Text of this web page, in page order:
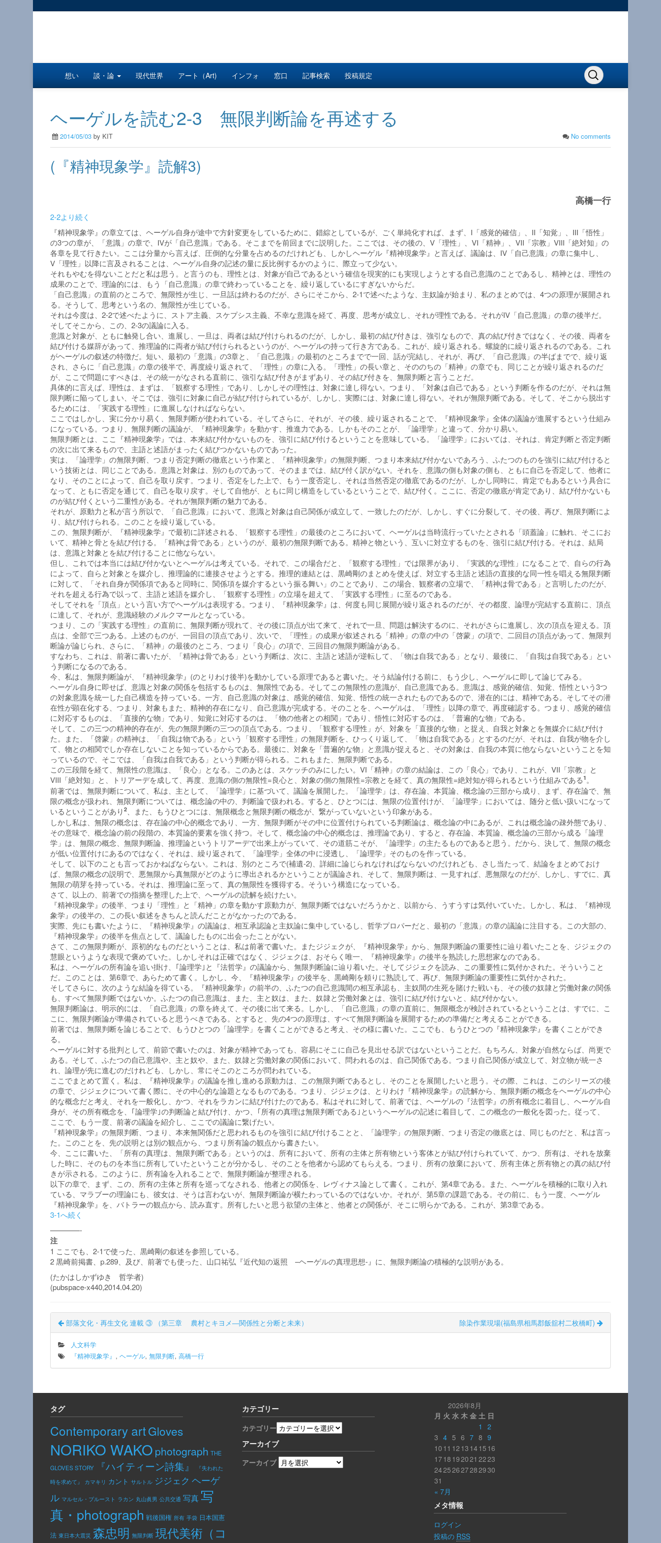
想い 談・論 現代世界 アート（Art) インフォ 窓口 記事検索 投稿規定
ヘーゲルを読む2-3 無限判断論を再述する
2014/05/03 by KIT No comments
(『精神現象学』読解3)
高橋一行
2-2より続く
『精神現象学』の章立ては、ヘーゲル自身が途中で方針変更をしているために、錯綜としているが、ごく単純化すれば、まず、I「感覚的確信」、II「知覚」、III「悟性」
の3つの章が、「意識」の章で、IVが「自己意識」である。そこまでを前回までに説明した。ここでは、その後の、V「理性」、VI「精神」、VII「宗教」VIII「絶対知」の
各章を見て行きたい。ここは分量から言えば、圧倒的な分量を占めるのだけれども、しかしヘーゲル『精神現象学』と言えば、議論は、IV「自己意識」の章に集中し、
V「理性」以降に言及されることは、ヘーゲル自身の記述の量に反比例するかのように、際立って少ない。
それもやむを得ないことだと私は思う。と言うのも、理性とは、対象が自己であるという確信を現実的にも実現しようとする自己意識のことであるし、精神とは、理性の
成果のことで、理論的には、もう「自己意識」の章で終わっていることを、繰り返しているにすぎないからだ。
「自己意識」の直前のところで、無限性が生じ、一旦話は終わるのだが、さらにそこから、2-1で述べたような、主奴論が始まり、私のまとめでは、4つの原理が展開され
る。そうして、思考という名の、無限性が生じている。
それは今度は、2-2で述べたように、ストア主義、スケプシス主義、不幸な意識を経て、再度、思考が成立し、それが理性である。それがIV「自己意識」の章の後半だ。
そしてそこから、この、2-3の議論に入る。
意識と対象が、ともに触発し合い、進展し、一旦は、両者は結び付けられるのだが、しかし、最初の結び付きは、強引なもので、真の結び付きではなく、その後、両者を
結び付ける媒辞があって、推理論的に両者が結び付けられるというのが、ヘーゲルの持って行き方である。これが、繰り返される。螺旋的に繰り返されるのである。これ
がヘーゲルの叙述の特徴だ。短い、最初の「意識」の3章と、「自己意識」の最初のところまでで一回、話が完結し、それが、再び、「自己意識」の半ばまでで、繰り返
され、さらに「自己意識」の章の後半で、再度繰り返されて、「理性」の章に入る。「理性」の長い章と、そののちの「精神」の章でも、同じことが繰り返されるのだ
が、ここで問題にすべきは、その統一がなされる直前に、強引な結び付きがまずあり、その結び付きを、無限判断と言うことだ。
具体的に言えば、理性は、まずは、「観察する理性」であり、しかしその理性は、対象に達し得ない。つまり、「対象は自己である」という判断を作るのだが、それは無
限判断に陥ってしまい、そこでは、強引に対象に自己が結び付けられているが、しかし、実際には、対象に達し得ない。それが無限判断である。そして、そこから脱出す
るためには、「実践する理性」に進展しなければならない。
ここではしかし、実に分かり易く、無限判断が使われている。そしてさらに、それが、その後、繰り返されることで、『精神現象学』全体の議論が進展するという仕組み
になっている。つまり、無限判断の議論が、『精神現象学』を動かす、推進力である。しかもそのことが、「論理学」と違って、分かり易い。
無限判断とは、ここ『精神現象学』では、本来結び付かないものを、強引に結び付けるということを意味している。「論理学」においては、それは、肯定判断と否定判断
の次に出て来るもので、主語と述語がまったく結びつかないものであった。
実は、「論理学」の無限判断、つまり否定判断の徹底という作業と、『精神現象学』の無限判断、つまり本来結び付かないであろう、ふたつのものを強引に結び付けると
いう技術とは、同じことである。意識と対象は、別のものであって、そのままでは、結び付く訳がない。それを、意識の側も対象の側も、ともに自己を否定して、他者に
なり、そのことによって、自己を取り戻す。つまり、否定をした上で、もう一度否定し、それは当然否定の徹底であるのだが、しかし同時に、肯定でもあるという具合に
なって、ともに否定を通じて、自己を取り戻す。そして自他が、ともに同じ構造をしているということで、結び付く。ここに、否定の徹底が肯定であり、結び付かないも
のが結び付くという二重性がある。それが無限判断の魅力である。
それが、原動力と私が言う所以で、「自己意識」において、意識と対象は自己関係が成立して、一致したのだが、しかし、すぐに分裂して、その後、再び、無限判断によ
り、結び付けられる。このことを繰り返している。
この、無限判断が、『精神現象学』で最初に詳述される、「観察する理性」の最後のところにおいて、ヘーゲルは当時流行っていたとされる「頭蓋論」に触れ、そこにお
いて、精神と骨とを結び付ける。「精神は骨である」というのが、最初の無限判断である。精神と物という、互いに対立するものを、強引に結び付ける。それは、結局
は、意識と対象とを結び付けることに他ならない。
但し、これでは本当には結び付かないとヘーゲルは考えている。それで、この場合だと、「観察する理性」では限界があり、「実践的な理性」になることで、自らの行為
によって、自らと対象とを媒介し、推理論的に連接させようとする。推理的連結とは、黒崎剛のまとめを使えば、対立する主語と述語の直接的な同一性を唱える無限判断
に対して、「それ自身が関係項であると同時に、関係項を媒介するという振る舞い」のことであり、この場合、観察者の立場で、「精神は骨である」と言明したのだが、
それを超える行為で以って、主語と述語を媒介し、「観察する理性」の立場を超えて、「実践する理性」に至るのである。
そしてそれを「頂点」という言い方でヘーゲルは表現する。つまり、『精神現象学』は、何度も同じ展開が繰り返されるのだが、その都度、論理が完結する直前に、頂点
に達して、それが、意識経験のメルクマールとなっている。
つまり、この「実践する理性」の直前に、無限判断が現れて、その後に頂点が出て来て、それで一旦、問題は解決するのに、それがさらに進展し、次の頂点を迎える。頂
点は、全部で三つある。上述のものが、一回目の頂点であり、次いで、「理性」の成果が叙述される「精神」の章の中の「啓蒙」の項で、二回目の頂点があって、無限判
断論が論じられ、さらに、「精神」の最後のところ、つまり「良心」の項で、三回目の無限判断論がある。
すなわち、これは、前著に書いたが、「精神は骨である」という判断は、次に、主語と述語が逆転して、「物は自我である」となり、最後に、「自我は自我である」とい
う判断になるのである。
今、私は、無限判断論が、『精神現象学』(のとりわけ後半)を動かしている原理であると書いた。そう結論付ける前に、もう少し、ヘーゲルに即して論じてみる。
ヘーゲル自身に即せば、意識と対象の関係を包括するものは、無限性である。そしてこの無限性の意識が、自己意識である。意識は、感覚的確信、知覚、悟性という3つ
の対象意識を統一した自己構造を持っている。一方、自己意識の対象は、感覚的確信、知覚、悟性の統一されたものであるので、潜在的には、精神である。そしてその潜
在性が顕在化する、つまり、対象もまた、精神的存在になり、自己意識が完成する。そのことを、ヘーゲルは、「理性」以降の章で、再度確認する。つまり、感覚的確信
に対応するものは、「直接的な物」であり、知覚に対応するのは、「物の他者との相関」であり、悟性に対応するのは、「普遍的な物」である。
そして、この三つの精神的存在が、先の無限判断の三つの頂点である。つまり、「観察する理性」が、対象を「直接的な物」と捉え、自我と対象とを無媒介に結び付け
た。また、「啓蒙」の精神は、「自我は物である」という「観察する理性」の無限判断を、ひっくり返して、「物は自我である」とするのだが、それは、自我が物を介し
て、物との相関でしか存在しないことを知っているからである。最後に、対象を「普遍的な物」と意識が捉えると、その対象は、自我の本質に他ならないということを知
っているので、そこでは、「自我は自我である」という判断が得られる。これもまた、無限判断である。
この三段階を経て、無限性の意識は、「良心」となる。このあとは、スケッチのみにしたい。VI「精神」の章の結論は、この「良心」であり、これが、VII「宗教」と
VIII「絶対知」と、トリアーデを成して、再度、意識の側の無限性=良心と、対象の側の無限性=宗教とを経て、真の無限性=絶対知が得られるという仕組みである1。
前著では、無限判断について、私は、主として、「論理学」に基づいて、議論を展開した。「論理学」は、存在論、本質論、概念論の三部から成り、まず、存在論で、無
限の概念が扱われ、無限判断については、概念論の中の、判断論で扱われる。すると、ひとつには、無限の位置付けが、「論理学」においては、随分と低い扱いになって
いるということがあり2
、また、もうひとつには、無限概念と無限判断の概念が、繋がっていないという印象がある。
しかし私は、無限の概念は、存在論の中心的概念であり、一方、無限判断がその中に位置付けられている判断論は、概念論の中にあるが、これは概念論の疎外態であり、
その意味で、概念論の前の段階の、本質論的要素を強く持つ。そして、概念論の中心的概念は、推理論であり、すると、存在論、本質論、概念論の三部から成る「論理
学」は、無限の概念、無限判断論、推理論というトリアーデで出来上がっていて、その道筋こそが、「論理学」の主たるものであると思う。だから、決して、無限の概念
が低い位置付けにあるのではなく、それは、繰り返されて、「論理学」全体の中に浸透し、「論理学」そのものを作っている。
そして、以下のことも言っておかねばならない。これは、別のところで(補遺-2)、詳細に論じられなければならないのだけれども、さし当たって、結論をまとめておけ
ば、無限の概念の説明で、悪無限から真無限がどのように導出されるかということが議論され、そして、無限判断は、一見すれば、悪無限なのだが、しかし、すでに、真
無限の萌芽を持っている。それは、推理論に至って、真の無限性を獲得する。そういう構造になっている。
さて、以上の、前著での指摘を整理した上で、ヘーゲルの読解を続けたい。
『精神現象学』の後半、つまり「理性」と「精神」の章を動かす原動力が、無限判断ではないだろうかと、以前から、うすうすは気付いていた。しかし、私は、『精神現
象学』の後半の、この長い叙述をきちんと読んだことがなかったのである。
実際、先にも書いたように、『精神現象学』の議論は、相互承認論と主奴論に集中しているし、哲学プロパーだと、最初の「意識」の章の議論に注目する。この大部の、
『精神現象学』の後半を焦点として、議論したものに出会ったことがない。
さて、この無限判断が、原初的なものだということは、私は前著で書いた。またジジェクが、『精神現象学』から、無限判断論の重要性に辿り着いたことを、ジジェクの
慧眼というような表現で褒めていた。しかしそれは正確ではなく、ジジェクは、おそらく唯一、『精神現象学』の後半を熟読した思想家なのである。
私は、ヘーゲルの所有論を追い掛け、｢論理学｣と『法哲学』の議論から、無限判断論に辿り着いた。そしてジジェクを読み、この重要性に気付かされた。そういうこと
だ。このことは、第6章で、あらためて書く。しかし、今、『精神現象学』の後半を、黒崎剛を頼りに熟読して、再び、無限判断論の重要性に気付かされた。
そしてさらに、次のような結論を得ている。『精神現象学』の前半の、ふたつの自己意識間の相互承認も、主奴間の生死を賭けた戦いも、その後の奴隷と労働対象の関係
も、すべて無限判断ではないか。ふたつの自己意識は、また、主と奴は、また、奴隷と労働対象とは、強引に結び付けないと、結び付かない。
無限判断論は、明示的には、「自己意識」の章を終えて、その後に出て来る。しかし、「自己意識」の章の直前に、無限概念が検討されているということは、すでに、こ
こに、無限判断論が準備されていると思うべきである。とすると、先の4つの原理は、すべて無限判断論を展開するための準備だと考えることができる。
前著では、無限判断を論じることで、もうひとつの「論理学」を書くことができると考え、その様に書いた。ここでも、もうひとつの『精神現象学』を書くことができ
る。
ヘーゲルに対する批判として、前節で書いたのは、対象が精神であっても、容易にそこに自己を見出せる訳ではないということだ。もちろん、対象が自然ならば、尚更で
ある。そして、ふたつの自己意識や、主と奴や、また、奴隷と労働対象の関係において、問われるのは、自己関係である。つまり自己関係が成立して、対立物が統一さ
れ、論理が先に進むのだけれども、しかし、常にそこのところが問われている。
ここでまとめて置く。私は、『精神現象学』の議論を推し進める原動力は、この無限判断であるとし、そのことを展開したいと思う。その際、これは、このシリーズの後
の章で、ジジェクについて書く際に、その中心的な論題となるものである。つまり、ジジェクは、とりわけ『精神現象学』の読解から、無限判断の概念をヘーゲルの中心
的な概念だと考え、それを一般化し、かつ、それをラカンに結び付けたのである。私はそれに対して、前著では、ヘーゲルの『法哲学』の所有概念に着目し、ヘーゲル自
身が、その所有概念を、｢論理学｣の判断論と結び付け、かつ、｢所有の真理は無限判断である｣というヘーゲルの記述に着目して、この概念の一般化を図った。従って、
ここで、もう一度、前著の議論を紹介し、ここでの議論に繋げたい。
『精神現象学』の無限判断、つまり、本来無関係だと思われるものを強引に結び付けることと、「論理学」の無限判断、つまり否定の徹底とは、同じものだと、私は言っ
た。このことを、先の説明とは別の観点から、つまり所有論の観点から書きたい。
今、ここに書いた、「所有の真理は、無限判断である」というのは、所有において、所有の主体と所有物という客体とが結び付けられていて、かつ、所有は、それを放棄
した時に、そのものを本当に所有していたということが分かるし、そのことを他者から認めてもらえる。つまり、所有の放棄において、所有主体と所有物との真の結び付
きが示される。このように、所有論を入れることで、無限判断論が整理される。
以下の章で、まず、この、所有の主体と所有を巡ってなされる、他者との関係を、レヴィナス論として書く。これが、第4章である。また、ヘーゲルを積極的に取り入れ
ている、マラブーの理論にも、彼女は、そうは言わないが、無限判断論が横たわっているのではないか。それが、第5章の課題である。その前に、もう一度、ヘーゲル
『精神現象学』を、バトラーの観点から、読み直す。所有したいと思う欲望の主体と、他者との関係が、そこに明らかである。これが、第3章である。
3-1へ続く
————-
注
1 ここでも、2-1で使った、黒崎剛の叙述を参照している。
2 黒崎前掲書、p.289、及び、前著でも使った、山口祐弘『近代知の返照 –ヘーゲルの真理思想-』に、無限判断論の積極的な説明がある。
(たかはしかずゆき 哲学者)
(pubspace-x440,2014.04.20)
部落文化・再生文化 連載 ③ （第三章 農村とキヨメ―関係性と分断と未来） 除染作業現場(福島県相馬郡飯舘村二枚橋町)
人文科学
『精神現象学』 , ヘーゲル, 無限判断, 高橋一行
タグ
Contemporary artGloves
NORIKO WAKOphotograph THE
GLOVES STORY
『ハイティーン詩集』
『失われた
時を求めて』
カマキリ カント サルトル ジジェク ヘーゲ
ル マルセル・プルースト ラカン 丸山眞男 公共交通 写真 写
真・photograph 戦後国権 所有 手袋 日本国憲
法 東日本大震災 森忠明 無限判断 現代美術（コ
カテゴリー
カテゴリー
アーカイブ
アーカイブ
2026年8月
月 火 水 木 金 土 日
« 7月
1
2
3 4 5 6 7 8 9
10 11 12 13 1415 16
1718 192021 2223
24252627282930
31
メタ情報
ログイン
投稿の RSS